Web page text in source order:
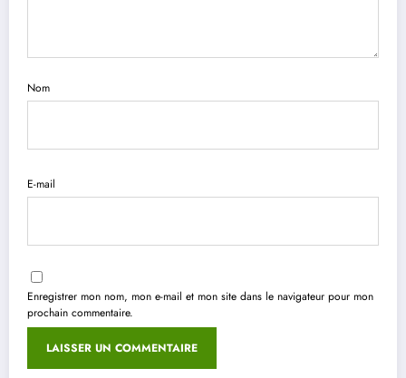
Nom
E-mail
Enregistrer mon nom, mon e-mail et mon site dans le navigateur pour mon
prochain commentaire.